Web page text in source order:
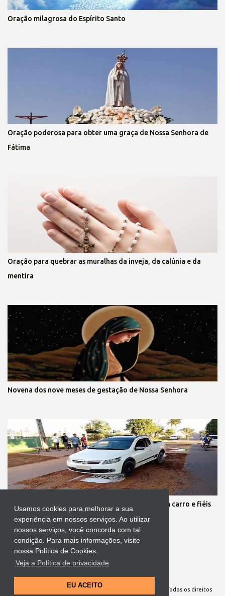
Usamos cookies para melhorar a sua
experiência em nossos serviços. Ao utilizar
nossos serviços, você concorda com tal
condição. Para mais informações, visite
nossa Política de Cookies..
Veja a Política de privacidade
EU ACEITO
Oração milagrosa do Espírito Santo
Oração poderosa para obter uma graça de Nossa Senhora de
Fátima
Oração para quebrar as muralhas da inveja, da calúnia e da
mentira
Novena dos nove meses de gestação de Nossa Senhora
Protestante destrói tapete de Corpus Christi com carro e fiéis
se revoltam
Tecnologia do Blogger
Site Oficial da Comunidade Nossa Senhora cuida de mim. Todos os direitos